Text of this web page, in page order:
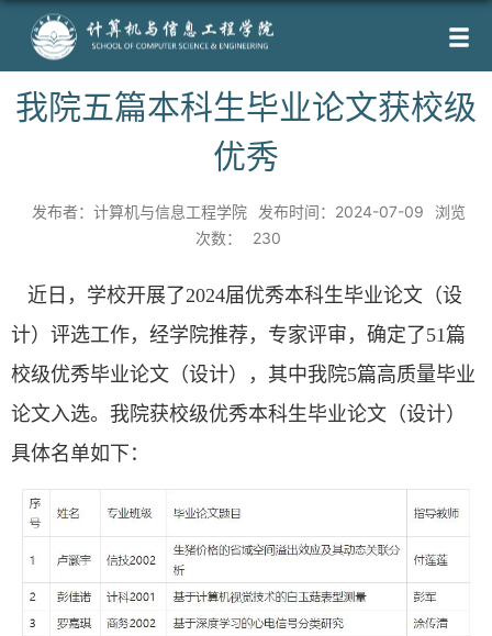
我院五篇本科生毕业论文获校级
优秀
发布者：计算机与信息工程学院 发布时间：2024-07-09
浏览
次数：
230
近日，学校开展了2024届优秀本科生毕业论文（设
计）评选工作，经学院推荐，专家评审，确定了51篇
校级优秀毕业论文（设计），其中我院5篇高质量毕业
论文入选。 我院获校级优秀本科生毕业论文（设计）
具体名单如下：